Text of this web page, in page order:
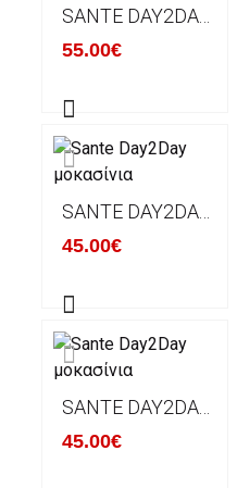
SANTE DAY2DAY ΜΟΚΑΣΊΝΙΑ
55.00€
SANTE DAY2DAY ΜΟΚΑΣΊΝΙΑ
45.00€
SANTE DAY2DAY ΜΟΚΑΣΊΝΙΑ
45.00€